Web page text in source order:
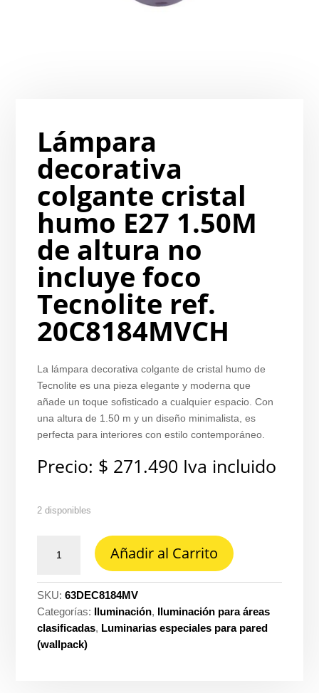
Lámpara
decorativa
colgante cristal
humo E27 1.50M
de altura no
incluye foco
Tecnolite ref.
20C8184MVCH
La lámpara decorativa colgante de cristal humo de
Tecnolite es una pieza elegante y moderna que
añade un toque sofisticado a cualquier espacio. Con
una altura de 1.50 m y un diseño minimalista, es
perfecta para interiores con estilo contemporáneo.
Precio: $ 271.490 Iva incluido
2 disponibles
decorativa
cristal
humo
E27
1.50M
Añadir al Carrito
SKU:63DEC8184MV
Categorías: Iluminación, Iluminación para áreas
clasificadas, Luminarias especiales para pared
(wallpack)